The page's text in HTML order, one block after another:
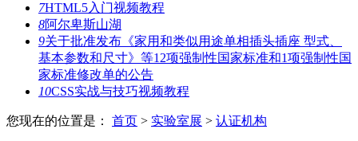
7HTML5入门视频教程
8阿尔卑斯山湖
9关于批准发布《家用和类似用途单相插头插座 型式、
基本参数和尺寸》等12项强制性国家标准和1项强制性国
家标准修改单的公告
10CSS实战与技巧视频教程
您现在的位置是： 首页 > 实验室展 > 认证机构